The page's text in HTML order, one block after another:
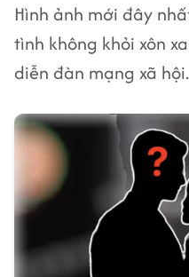
Hình ảnh mới đây
tình không khỏi xôn
diễn đàn mạng xã hội.